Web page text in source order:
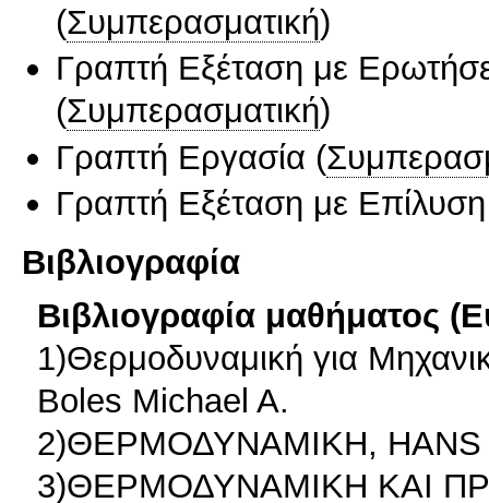
(Συμπερασματική)
Γραπτή Εξέταση με
(Συμπερασματική)
Γραπτή Εργασία (
Γραπτή Εξέταση με
Βιβλιογραφία
Βιβλιογραφία μαθήματος
1)Θερμοδυναμική για
Boles Michael A.
2)ΘΕΡΜΟΔΥΝΑΜΙΚΗ, HANS
3)ΘΕΡΜΟΔΥΝΑΜΙΚΗ ΚΑΙ